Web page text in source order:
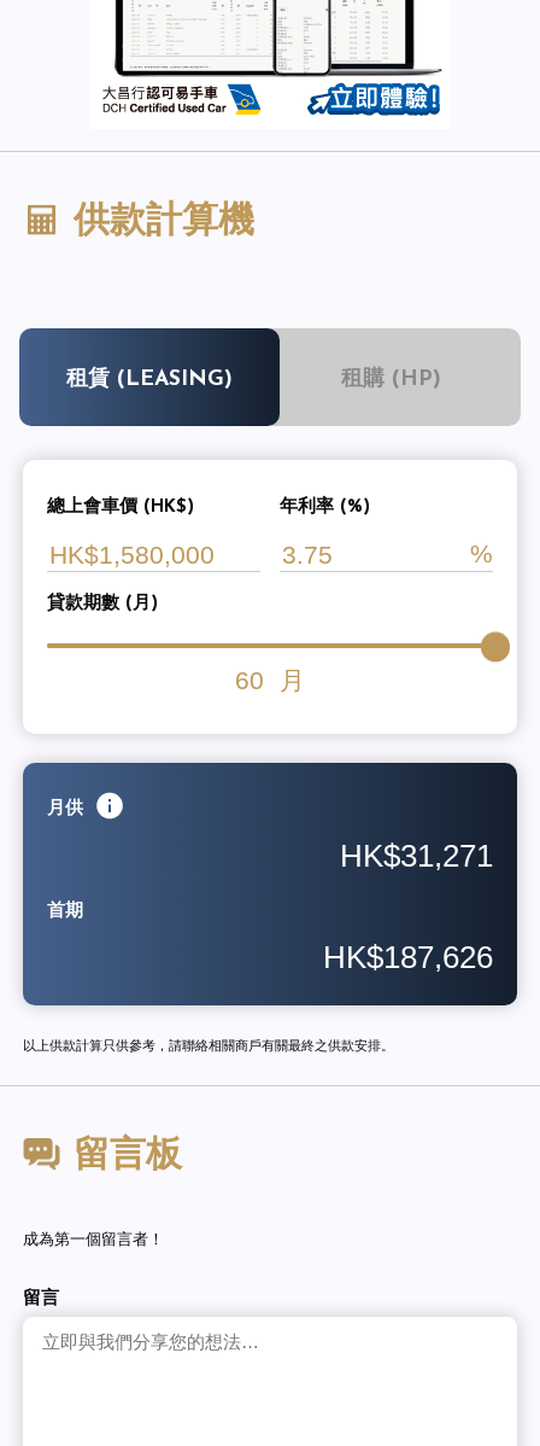
供款計算機
租賃 (LEASING) 租購 (HP)
總上會車價 (HK$) 年利率 (%)
貸款期數 (月)
60 月
月供
HK$31,271
首期
HK$187,626
以上供款計算只供參考，請聯絡相關商戶有關最終之供款安排。
留言板
成為第一個留言者！
留言